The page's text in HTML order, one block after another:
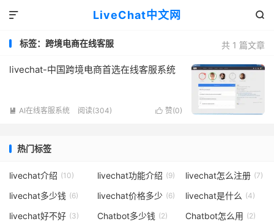
LiveChat中文网 

共 1 篇文章
标签：跨境电商在线客服
livechat-中国跨境电商首选在线客服系统
 赞(0)
 AI在线客服系统 阅读(304)
热门标签
livechat介绍 (10) livechat功能介绍 (9) livechat怎么注册 (7)
livechat多少钱 (6) livechat价格多少 (6) livechat是什么 (4)
livechat好不好 (3) Chatbot多少钱 (2) Chatbot怎么用 (2)